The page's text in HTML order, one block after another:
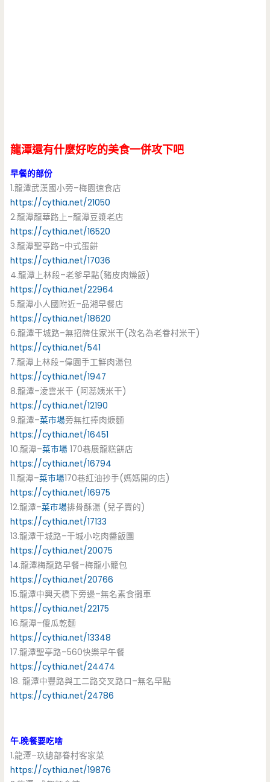
龍潭還有什麼好吃的美食一併攻下吧
早餐的部份
1.龍潭武漢國小旁–梅園速食店
https://cythia.net/21050
2.龍潭龍華路上–龍潭豆漿老店
https://cythia.net/16520
3.龍潭聖亭路–中式蛋餅
https://cythia.net/17036
4.龍潭上林段–老爹早點(豬皮肉燥飯)
https://cythia.net/22964
5.龍潭小人國附近–品湘早餐店
https://cythia.net/18620
6.龍潭干城路–無招牌住家米干(改名為老眷村米干)
https://cythia.net/541
7.龍潭上林段–偉園手工鮮肉湯包
https://cythia.net/1947
8.龍潭–淩雲米干 (阿蕊姨米干)
https://cythia.net/12190
9.龍潭–菜市場旁無扛捧肉焿麵
https://cythia.net/16451
10.龍潭–菜市場 170巷展龍糕餅店
https://cythia.net/16794
11.龍潭–菜市場170巷紅油抄手(媽媽開的店)
https://cythia.net/16975
12.龍潭–菜市場排骨酥湯 (兒子賣的)
https://cythia.net/17133
13.龍潭干城路–干城小吃肉醬飯團
https://cythia.net/20075
14.龍潭梅龍路早餐–梅龍小籠包
https://cythia.net/20766
15.龍潭中興天橋下旁邊–無名素食攤車
https://cythia.net/22175
16.龍潭–傻瓜乾麵
https://cythia.net/13348
17.龍潭聖亭路–560快樂早午餐
https://cythia.net/24474
18. 龍潭中豐路與工二路交叉路口–無名早點
https://cythia.net/24786
午.晚餐要吃啥
1.龍潭–玖總部眷村客家菜
https://cythia.net/19876